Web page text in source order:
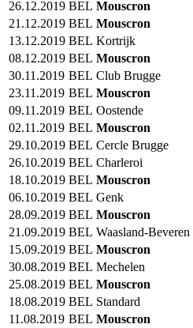
26.12.2019 BEL Mouscron‎
21.12.2019 BEL Mouscron‎
13.12.2019 BEL Kortrijk
08.12.2019 BEL Mouscron‎
30.11.2019 BEL Club Brugge
23.11.2019 BEL Mouscron‎
09.11.2019 BEL Oostende
02.11.2019 BEL Mouscron‎
29.10.2019 BEL Cercle Brugge
26.10.2019 BEL Charleroi
18.10.2019 BEL Mouscron‎
06.10.2019 BEL Genk
28.09.2019 BEL Mouscron‎
21.09.2019 BEL Waasland-Beveren
15.09.2019 BEL Mouscron‎
30.08.2019 BEL Mechelen
25.08.2019 BEL Mouscron‎
18.08.2019 BEL Standard
11.08.2019 BEL Mouscron‎